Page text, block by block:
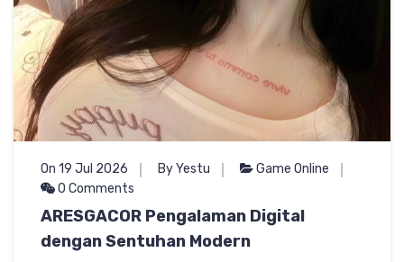
On 19 Jul 2026 By Yestu
Game Online
0 Comments
ARESGACOR Pengalaman Digital
dengan Sentuhan Modern